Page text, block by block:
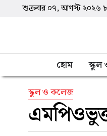
শুক্রবার ০৭, আগস্ট ২০২৬ ৮
হোম
স্কুল ও কলেজ